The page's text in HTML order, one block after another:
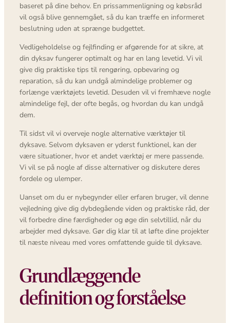
baseret på dine behov. En prissammenligning og købsråd
vil også blive gennemgået, så du kan træffe en informeret
beslutning uden at sprænge budgettet.
Vedligeholdelse og fejlfinding er afgørende for at sikre, at
din dyksav fungerer optimalt og har en lang levetid. Vi vil
give dig praktiske tips til rengøring, opbevaring og
reparation, så du kan undgå almindelige problemer og
forlænge værktøjets levetid. Desuden vil vi fremhæve nogle
almindelige fejl, der ofte begås, og hvordan du kan undgå
dem.
Til sidst vil vi overveje nogle alternative værktøjer til
dyksave. Selvom dyksaven er yderst funktionel, kan der
være situationer, hvor et andet værktøj er mere passende.
Vi vil se på nogle af disse alternativer og diskutere deres
fordele og ulemper.
Uanset om du er nybegynder eller erfaren bruger, vil denne
vejledning give dig dybdegående viden og praktiske råd, der
vil forbedre dine færdigheder og øge din selvtillid, når du
arbejder med dyksave. Gør dig klar til at løfte dine projekter
til næste niveau med vores omfattende guide til dyksave.
Grundlæggende
definition og forståelse